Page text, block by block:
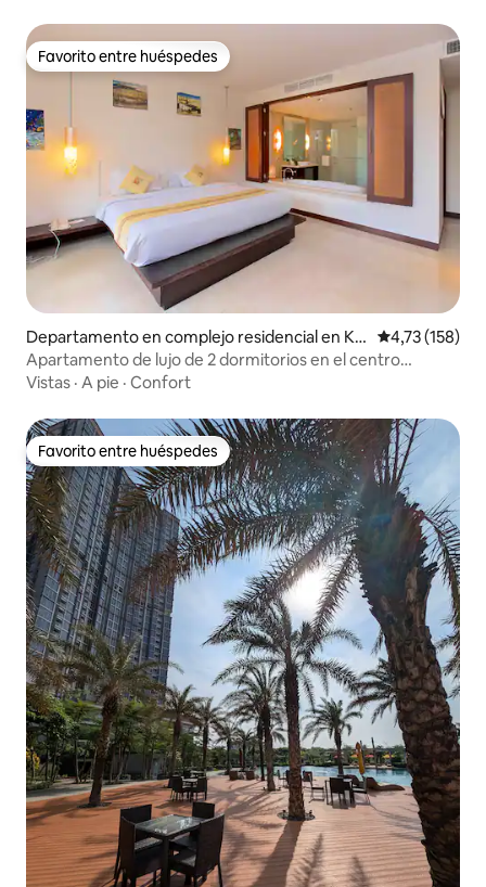
Favorito entre huéspedes
Favorito entre huéspedes
Departamento en complejo residencial en Ku
ta Selatan
Calificación
4,73 (158)
Apartamento de lujo de 2 dormitorios en el centro
vacacional Nusa Dua
Vistas · A pie · Confort
Favorito entre huéspedes
Favorito entre huéspedes